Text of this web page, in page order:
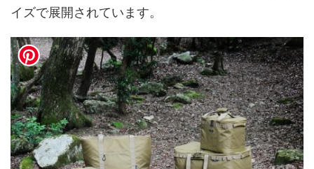
イズで展開されています。